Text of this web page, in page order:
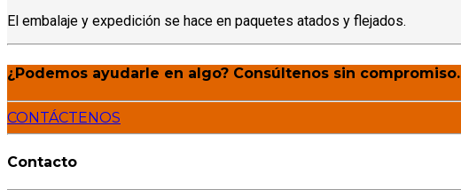
El embalaje y expedición se hace en paquetes atados y flejados.
¿Podemos ayudarle en algo? Consúltenos sin compromiso.
CONTÁCTENOS
Contacto